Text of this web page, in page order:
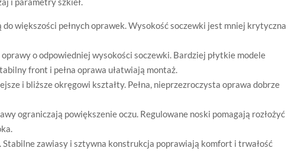
do większości pełnych oprawek. Wysokość soczewki jest mniej krytyczna
o odpowiedniej wysokości soczewki. Bardziej płytkie modele
front i pełna oprawa ułatwiają montaż.
i bliższe okręgowi kształty. Pełna, nieprzezroczysta oprawa dobrze
ograniczają powiększenie oczu. Regulowane noski pomagają rozłożyć
zawiasy i sztywna konstrukcja poprawiają komfort i trwałość